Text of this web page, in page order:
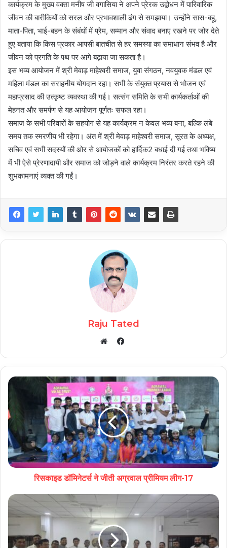
कार्यक्रम के मुख्य वक्ता मनीष जी वगासिया ने अपने प्रेरक उद्बोधन में पारिवारिक
जीवन की बारीकियों को सरल और प्रभावशाली ढंग से समझाया। उन्होंने सास-बहू,
माता-पिता, भाई-बहन के संबंधों में प्रेम, सम्मान और संवाद बनाए रखने पर जोर देते
हुए बताया कि किस प्रकार आपसी बातचीत से हर समस्या का समाधान संभव है और
जीवन को प्रगति के पथ पर आगे बढ़ाया जा सकता है।
इस भव्य आयोजन में श्री मेवाड़ माहेश्वरी समाज, युवा संगठन, नवयुवक मंडल एवं
महिला मंडल का सराहनीय योगदान रहा। सभी के संयुक्त प्रयास से भोजन एवं
महाप्रसाद की उत्कृष्ट व्यवस्था की गई। सत्संग समिति के सभी कार्यकर्ताओं की
मेहनत और समर्पण से यह आयोजन पूर्णतः सफल रहा।
समाज के सभी परिवारों के सहयोग से यह कार्यक्रम न केवल भव्य बना, बल्कि लंबे
समय तक स्मरणीय भी रहेगा। अंत में श्री मेवाड़ माहेश्वरी समाज, सूरत के अध्यक्ष,
सचिव एवं सभी सदस्यों की ओर से आयोजकों को हार्दिक2 बधाई दी गई तथा भविष्य
में भी ऐसे प्रेरणादायी और समाज को जोड़ने वाले कार्यक्रम निरंतर करते रहने की
शुभकामनाएं व्यक्त की गईं।
Raju Tated
Facebook
रिसकाइड डॉमिनेटर्स ने जीती अग्रवाल प्रीमियम लीग-17